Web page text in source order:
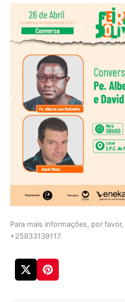
Para mais informações, por
+25833139117.